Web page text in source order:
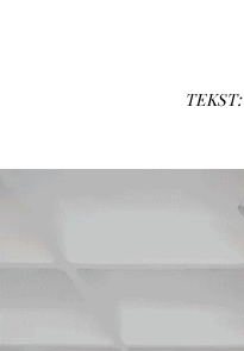
TEKST: